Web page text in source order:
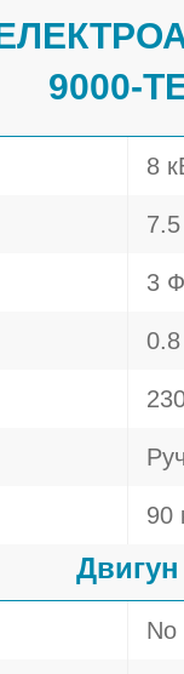
9000-
8
3 Ф
0.8
90
Двигун
No